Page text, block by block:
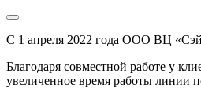
С 1 апреля 2022 года ООО ВЦ
Благодаря совместной работе у
увеличенное время работы линии